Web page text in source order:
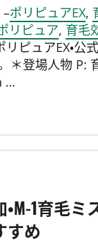
–ポリピュアEX,
リピュア, 育毛
リピュアEX・
＊登場人物 P:
…
M-1育毛
すめ